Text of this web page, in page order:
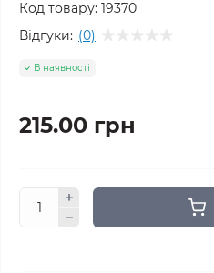
Код товару: 19370
Відгуки: (0)
В наявності
215.00 грн